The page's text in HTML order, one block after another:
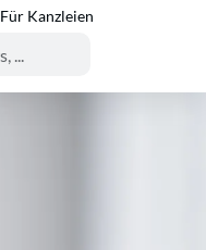
Für Kanzleien